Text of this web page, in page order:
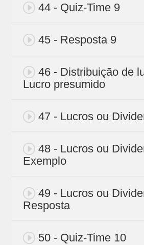
44 - Quiz-Time 9
45 - Resposta 9
46 - Distribuição de
Lucro presumido
47 - Lucros ou
48 - Lucros ou
Exemplo
49 - Lucros ou
Resposta
50 - Quiz-Time 10